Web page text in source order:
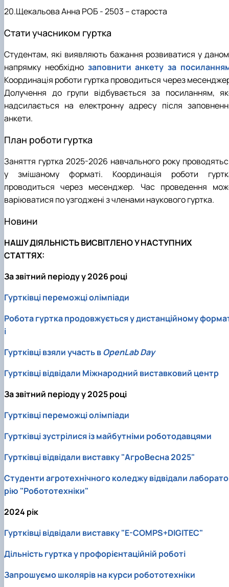
20.Щекальова Анна РОБ - 2503 – староста
Стати учасником гуртка
Студентам, які виявляють бажання розвиватися у
напрямку необхідно заповнити анкету за
Координація роботи гуртка проводиться через
Долучення до групи відбувається за посиланням,
надсилається на електронну адресу після
анкети.
План роботи гуртка
Заняття гуртка 2025-2026 навчального року
у змішаному форматі. Координація роботи
проводиться через месенджер. Час проведення
варіюватися по узгоджені з членами наукового гуртка.
Новини
НАШУ ДІЯЛЬНІСТЬ ВИСВІТЛЕНО У НАСТУПНИХ
СТАТТЯХ:
За звітний періоду у 2026 році
Гуртківці переможці олімпіади
Робота гуртка продовжується у дистанційному
і
Гуртківці взяли участь вOpenLab Day
Гуртківці відвідали Міжнародний виставковий центр
За звітний періоду у 2025 році
Гуртківці переможці олімпіади
Гуртківці зустрілися із майбутніми роботодавцями
Гуртківці відвідали виставку "АгроВесна 2025"
Студенти агротехнічного коледжу відвідали лаборато
рію "Робототехніки"
2024 рік
Гуртківці відвідали виставку "E-COMPS+DIGITEC"
Дільність гуртка у профорієнтаційній роботі
Запрошуємо школярів на курси робототехніки